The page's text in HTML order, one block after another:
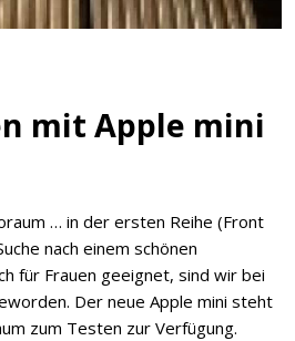
mit Apple mini
… in der ersten Reihe (Front
nach einem schönen
für Frauen geeignet, sind wir bei
Der neue Apple mini steht
zum Testen zur Verfügung.